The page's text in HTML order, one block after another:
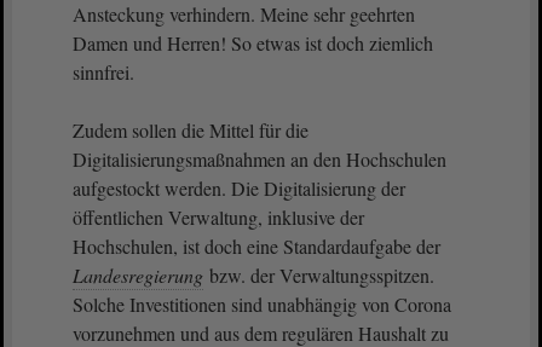
Ansteckung verhindern. Meine sehr geehrten
Damen und Herren! So etwas ist doch ziemlich
sinnfrei.
Zudem sollen die Mittel für die
Digitalisierungsmaßnahmen an den Hochschulen
aufgestockt werden. Die Digitalisierung der
öffentlichen Verwaltung, inklusive der
Hochschulen, ist doch eine Standardaufgabe der
Landesregierung bzw. der Verwaltungsspitzen.
Solche Investitionen sind unabhängig von Corona
vorzunehmen und aus dem regulären Haushalt zu